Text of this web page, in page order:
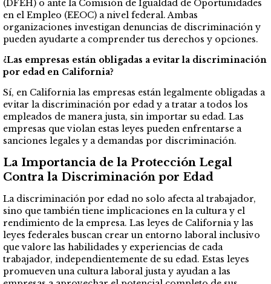
(DFEH) o ante la Comisión de Igualdad de Oportunidades
en el Empleo (EEOC) a nivel federal. Ambas
organizaciones investigan denuncias de discriminación y
pueden ayudarte a comprender tus derechos y opciones.
¿Las empresas están obligadas a evitar la discriminación
por edad en California?
Sí, en California las empresas están legalmente obligadas a
evitar la discriminación por edad y a tratar a todos los
empleados de manera justa, sin importar su edad. Las
empresas que violan estas leyes pueden enfrentarse a
sanciones legales y a demandas por discriminación.
La Importancia de la Protección Legal
Contra la Discriminación por Edad
La discriminación por edad no solo afecta al trabajador,
sino que también tiene implicaciones en la cultura y el
rendimiento de la empresa. Las leyes de California y las
leyes federales buscan crear un entorno laboral inclusivo
que valore las habilidades y experiencias de cada
trabajador, independientemente de su edad. Estas leyes
promueven una cultura laboral justa y ayudan a las